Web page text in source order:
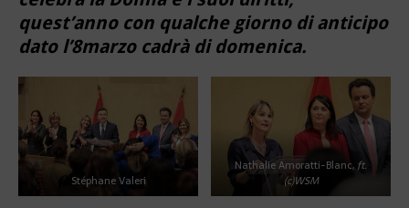
quest’anno con qualche giorno di anticipo
dato l’8marzo cadrà di domenica.
Stéphane Valeri
Nathalie Amoratti-Blanc, ft.
(c)WSM